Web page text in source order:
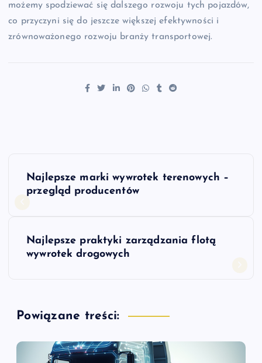
możemy spodziewać się dalszego rozwoju tych pojazdów,
co przyczyni się do jeszcze większej efektywności i
zrównoważonego rozwoju branży transportowej.
N
a
c
Najlepsze marki wywrotek terenowych –
przegląd producentów
Najlepsze praktyki zarządzania flotą
wywrotek drogowych
Powiązane treści: